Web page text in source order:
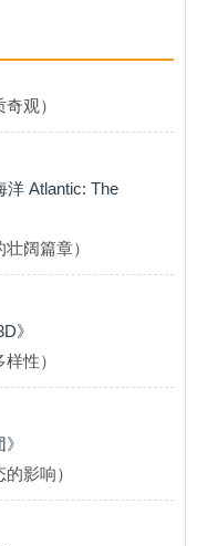
观）
洋 Atlantic: The
阔篇章）
》
性）
影响）